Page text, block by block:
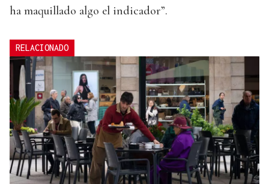
ha maquillado algo el indicador”.
RELACIONADO